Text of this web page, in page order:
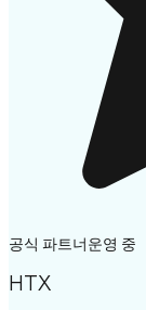
공식 파트너운영 중
HTX